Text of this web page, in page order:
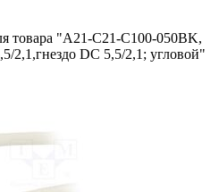
товара "A21-C21-C100-050BK,
2,1,гнездо DC 5,5/2,1; угловой"